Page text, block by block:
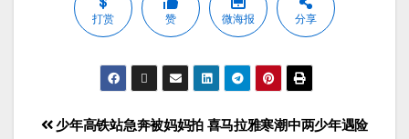
打赏 赞 微海报 分享
喜马拉雅寒潮中两少年遇险
少年高铁站急奔被妈妈拍